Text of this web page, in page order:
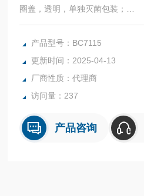
圈盖，透明，单独灭菌包装；
产品品牌：BBSP；
产品货号：BC7115；
产品规格：100支/包，10包/箱；
产品包装：箱；
产品型号：BC7115
更新时间：2025-04-13
厂商性质：代理商
访问量：237
产品咨询